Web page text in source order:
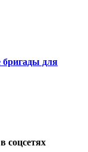
бригады для
соцсетях